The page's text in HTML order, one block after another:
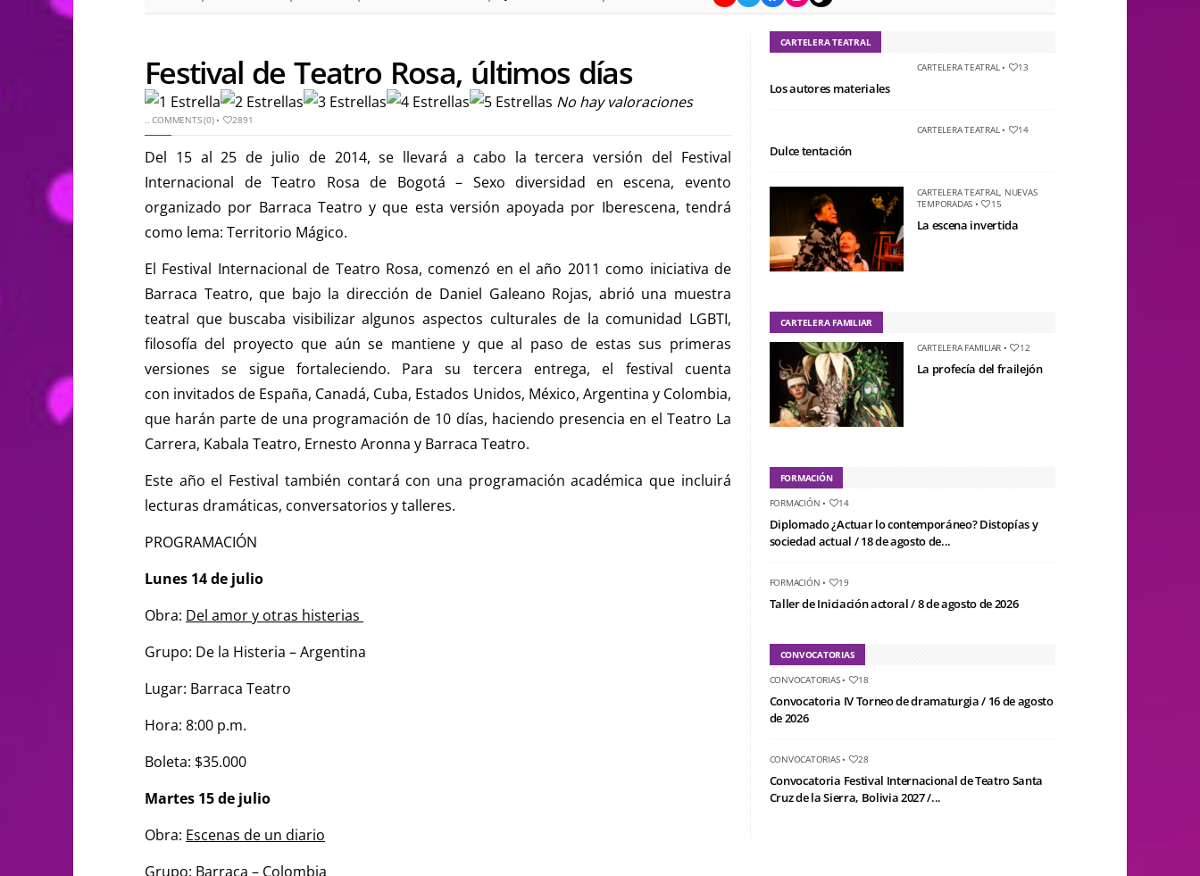
Festival de Teatro Rosa, últimos días
No hay valoraciones
..COMMENTS (0)• 2891
Del 15 al 25 de julio de 2014, se llevará a cabo la tercera versión del Festival
Internacional de Teatro Rosa de Bogotá – Sexo diversidad en escena, evento
organizado por Barraca Teatro y que esta versión apoyada por Iberescena, tendrá
como lema: Territorio Mágico.
El Festival Internacional de Teatro Rosa, comenzó en el año 2011 como iniciativa de
Barraca Teatro, que bajo la dirección de Daniel Galeano Rojas, abrió una muestra
teatral que buscaba visibilizar algunos aspectos culturales de la comunidad LGBTI,
filosofía del proyecto que aún se mantiene y que al paso de estas sus primeras
versiones se sigue fortaleciendo. Para su tercera entrega, el festival cuenta
con invitados de España, Canadá, Cuba, Estados Unidos, México, Argentina y Colombia,
que harán parte de una programación de 10 días, haciendo presencia en el Teatro La
Carrera, Kabala Teatro, Ernesto Aronna y Barraca Teatro.
Este año el Festival también contará con una programación académica que incluirá
lecturas dramáticas, conversatorios y talleres.
PROGRAMACIÓN
Lunes 14 de julio
Obra: Del amor y otras histerias
Grupo: De la Histeria – Argentina
Lugar: Barraca Teatro
Hora: 8:00 p.m.
Boleta: $35.000
Martes 15 de julio
Obra: Escenas de un diario
Grupo: Barraca – Colombia
CARTELERA TEATRAL
CARTELERA TEATRAL• 13
Los autores materiales
CARTELERA TEATRAL• 14
Dulce tentación
CARTELERA TEATRAL, NUEVAS
TEMPORADAS • 15
La escena invertida
CARTELERA FAMILIAR
CARTELERA FAMILIAR • 12
La profecía del frailejón
FORMACIÓN
FORMACIÓN • 14
Diplomado ¿Actuar lo contemporáneo? Distopías y
sociedad actual / 18 de agosto de...
FORMACIÓN • 19
Taller de Iniciación actoral / 8 de agosto de 2026
CONVOCATORIAS
CONVOCATORIAS• 18
Convocatoria IV Torneo de dramaturgia / 16 de agosto
de 2026
CONVOCATORIAS• 28
Convocatoria Festival Internacional de Teatro Santa
Cruz de la Sierra, Bolivia 2027 /...